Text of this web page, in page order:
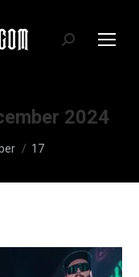
Search:
2024
17